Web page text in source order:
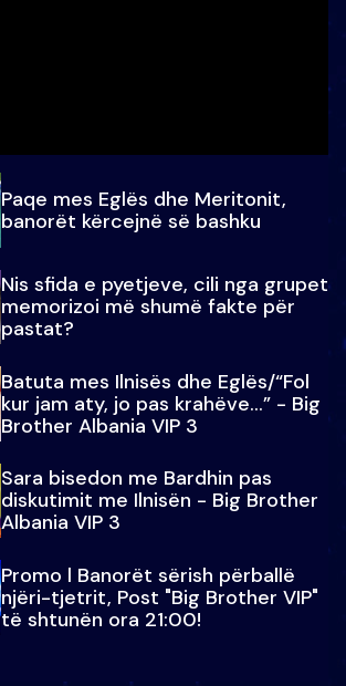
Paqe mes Eglës dhe Meritonit,
banorët kërcejnë së bashku
Nis sfida e pyetjeve, cili nga grupet
memorizoi më shumë fakte për
pastat?
Batuta mes Ilnisës dhe Eglës/“Fol
kur jam aty, jo pas krahëve…” - Big
Brother Albania VIP 3
Sara bisedon me Bardhin pas
diskutimit me Ilnisën - Big Brother
Albania VIP 3
Promo l Banorët sërish përballë
njëri-tjetrit, Post "Big Brother VIP"
të shtunën ora 21:00!